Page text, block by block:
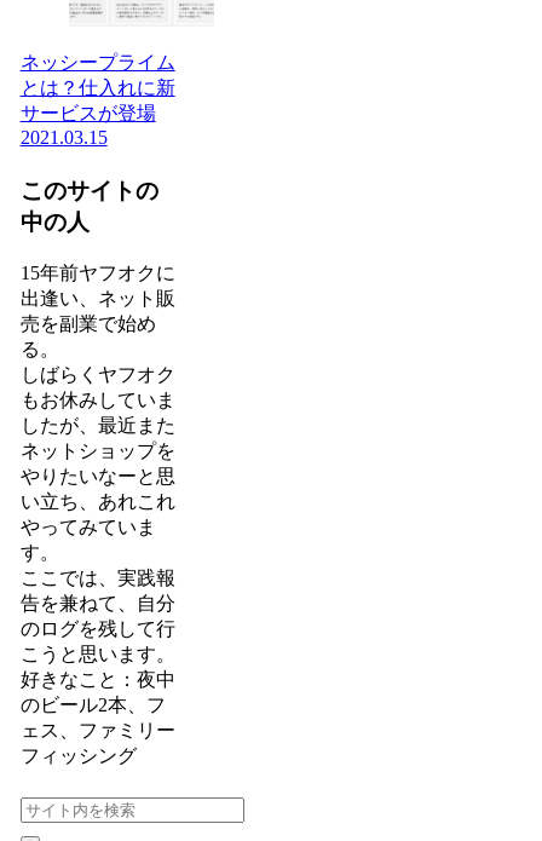
ネッシープライム
とは？仕入れに新
サービスが登場
2021.03.15
このサイトの
中の人
15年前ヤフオクに
出逢い、ネット販
売を副業で始め
る。
しばらくヤフオク
もお休みしていま
したが、最近また
ネットショップを
やりたいなーと思
い立ち、あれこれ
やってみていま
す。
ここでは、実践報
告を兼ねて、自分
のログを残して行
こうと思います。
好きなこと：夜中
のビール2本、フ
ェス、ファミリー
フィッシング